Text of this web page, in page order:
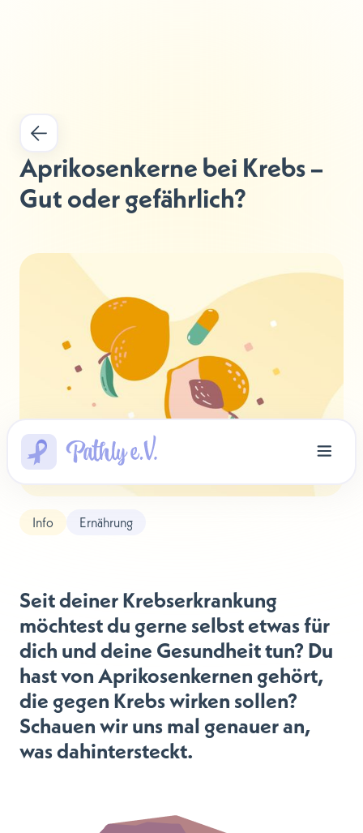
Aprikosenkerne bei Krebs –
Gut oder gefährlich?
Info Ernährung
Seit deiner Krebserkrankung
möchtest du gerne selbst etwas für
dich und deine Gesundheit tun? Du
hast von Aprikosenkernen gehört,
die gegen Krebs wirken sollen?
Schauen wir uns mal genauer an,
was dahintersteckt.